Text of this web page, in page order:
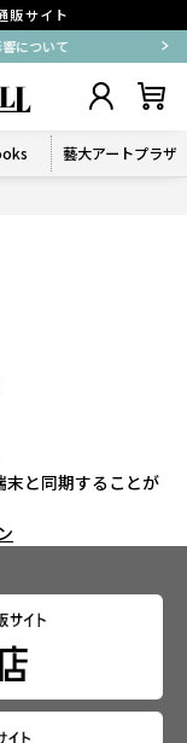
販サイト
について
藝大アートプラザ
末と同期することが